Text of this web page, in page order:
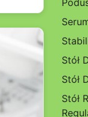
Stół
Stół
Stół